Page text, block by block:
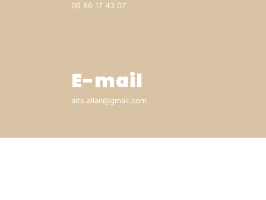
06 86 17 43 07
E-mail
aits.allan@gmail.com